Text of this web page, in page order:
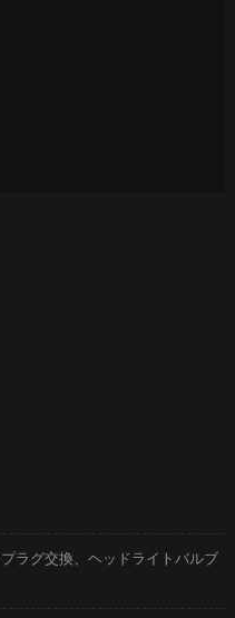
グ交換、ヘッドライトバルブ